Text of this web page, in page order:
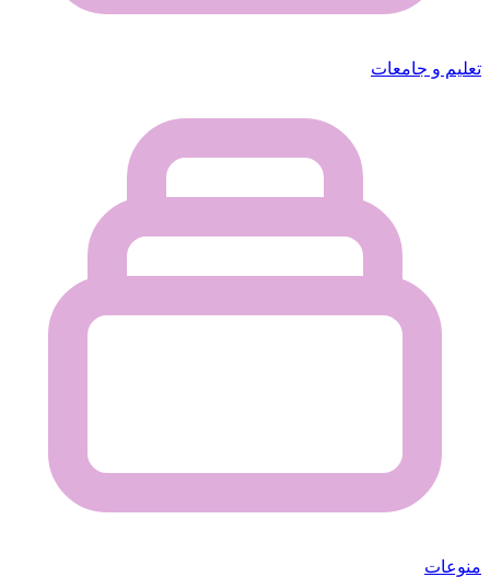
تعليم و جامعات
منوعات